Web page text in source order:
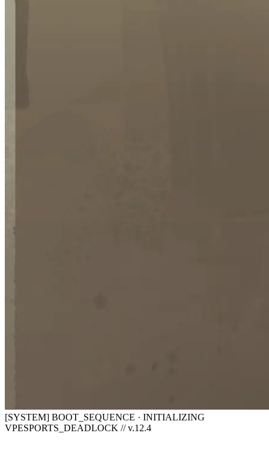
[SYSTEM] BOOT_SEQUENCE · INITIALIZING
VPESPORTS_DEADLOCK // v.12.4